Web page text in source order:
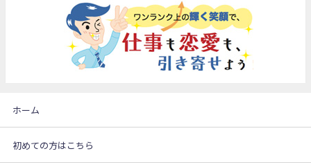
ホーム
初めての方はこちら